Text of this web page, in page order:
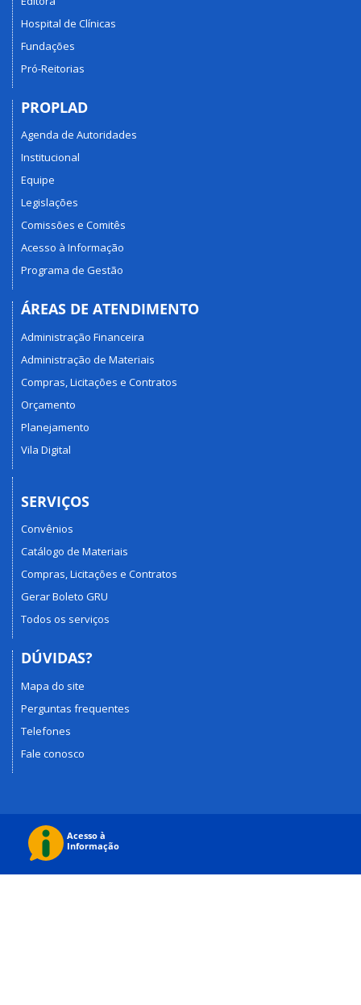
Hospital de Clínicas
Fundações
Pró-Reitorias
PROPLAD
Agenda de Autoridades
Institucional
Equipe
Legislações
Comissões e Comitês
Acesso à Informação
Programa de Gestão
ÁREAS DE ATENDIMENTO
Administração Financeira
Administração de Materiais
Compras, Licitações e Contratos
Orçamento
Planejamento
Vila Digital
SERVIÇOS
Convênios
Catálogo de Materiais
Compras, Licitações e Contratos
Gerar Boleto GRU
Todos os serviços
DÚVIDAS?
Mapa do site
Perguntas frequentes
Telefones
Fale conosco